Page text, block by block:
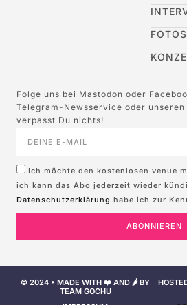
FOTOS
Folge uns bei Mastodon oder
Telegram-Newsservice oder
verpasst Du nichts!
Ich möchte den kostenlosen venue
ich kann das Abo jederzeit wieder
Datenschutzerklärung habe ich zur
ABONNIEREN
© 2024 • MADE WITH ❤️ AND 🌶️ BY
TEAM GOCHU